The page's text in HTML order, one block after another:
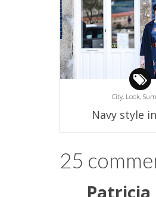
City, Look,
Navy style
25